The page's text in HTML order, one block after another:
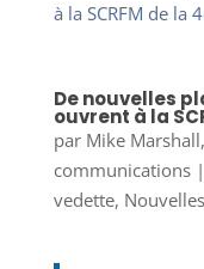
De nouvelles
ouvrent à la
par Mike
communications|
vedette,